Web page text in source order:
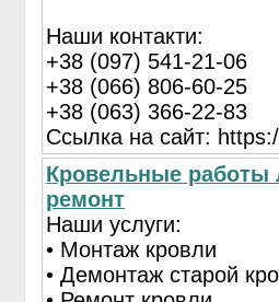
Наши контакти:
+38 (097) 541-21-06
+38 (066) 806-60-25
+38 (063) 366-22-83
Ссылка на сайт:
Кровельные
ремонт
Наши услуги:
• Монтаж кровли
• Демонтаж старой